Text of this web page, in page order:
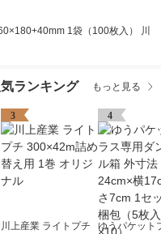
1袋（100枚入） 川
ランキング もっと見る
3
川上産業 ライトプチ
4
ゆうパケット